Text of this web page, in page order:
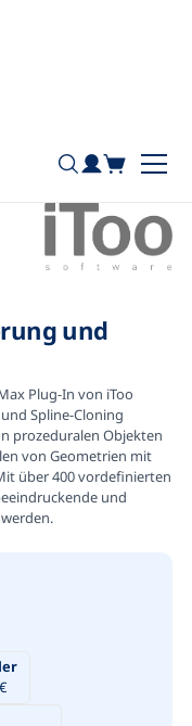
und
Plug-In von iToo
Spline-Cloning
prozeduralen Objekten
von Geometrien mit
über 400 vordefinierten
und